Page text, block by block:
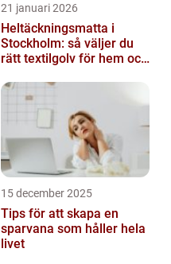
21 januari 2026
Heltäckningsmatta i
Stockholm: så väljer du
rätt textilgolv för hem och
15 december 2025
Tips för att skapa en
sparvana som håller hela
livet